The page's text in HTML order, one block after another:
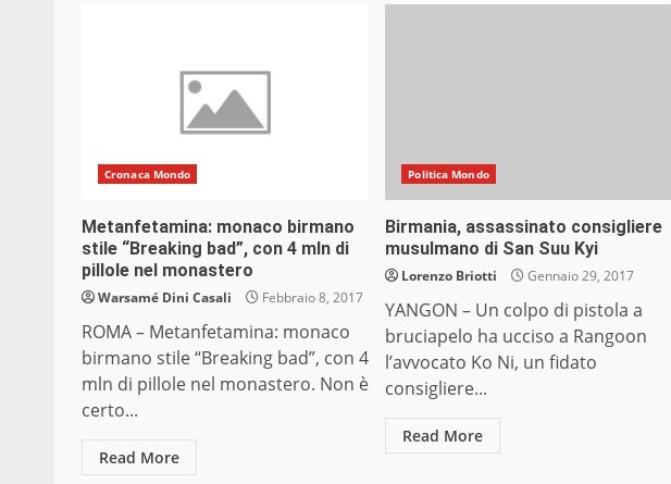
Cronaca Mondo
Metanfetamina: monaco birmano
stile “Breaking bad”, con 4 mln di
pillole nel monastero
Warsamé Dini Casali Febbraio 8, 2017
ROMA – Metanfetamina: monaco
birmano stile “Breaking bad”, con 4
mln di pillole nel monastero. Non è
certo...
Read More
Politica Mondo
Birmania, assassinato consigliere
musulmano di San Suu Kyi
Lorenzo Briotti Gennaio 29, 2017
YANGON – Un colpo di pistola a
bruciapelo ha ucciso a Rangoon
l’avvocato Ko Ni, un fidato
consigliere...
Read More